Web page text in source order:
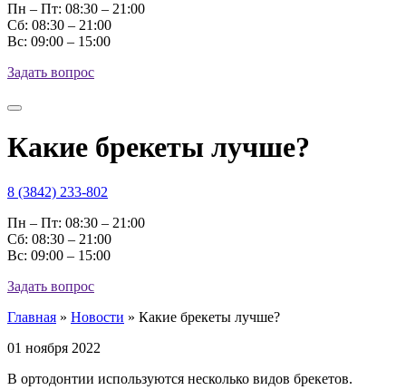
Пн – Пт: 08:30 – 21:00
Cб: 08:30 – 21:00
Вс: 09:00 – 15:00
Задать вопрос
Какие брекеты лучше?
8 (3842) 233-802
Пн – Пт: 08:30 – 21:00
Cб: 08:30 – 21:00
Вс: 09:00 – 15:00
Задать вопрос
Главная » Новости » Какие брекеты лучше?
01 ноября 2022
В ортодонтии используются несколько видов брекетов.